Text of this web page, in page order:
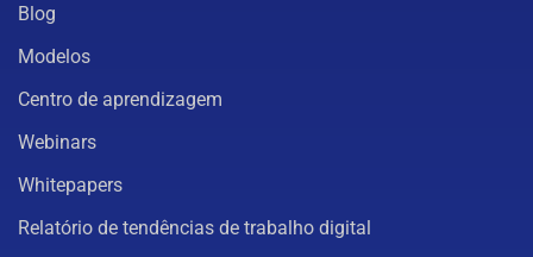
Blog
Modelos
Centro de aprendizagem
Webinars
Whitepapers
Relatório de tendências de trabalho digital